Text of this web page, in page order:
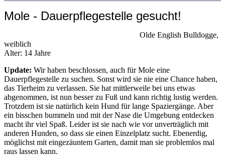
Mole - Dauerpflegestelle gesucht!
Olde English Bulldogge,
weiblich
Alter: 14 Jahre
Update: Wir haben beschlossen, auch für Mole eine
Dauerpflegestelle zu suchen. Sonst wird sie nie eine Chance haben,
das Tierheim zu verlassen. Sie hat mittlerweile bei uns etwas
abgenommen, ist nun besser zu Fuß und kann richtig lustig werden.
Trotzdem ist sie natürlich kein Hund für lange Spaziergänge. Aber
ein bisschen bummeln und mit der Nase die Umgebung entdecken
macht ihr viel Spaß. Leider ist sie nach wie vor unverträglich mit
anderen Hunden, so dass sie einen Einzelplatz sucht. Ebenerdig,
möglichst mit eingezäuntem Garten, damit man sie problemlos mal
raus lassen kann.